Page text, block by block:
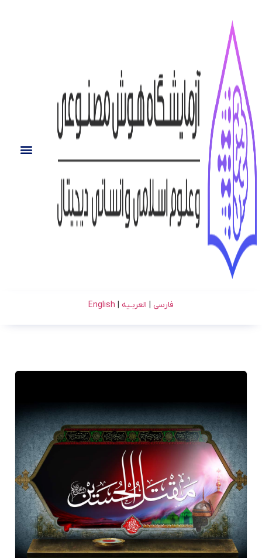
فارسی | العربـیه |
English